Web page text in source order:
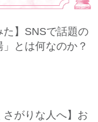
た】SNSで話題の
」とは何なのか？
さがりな人へ】お